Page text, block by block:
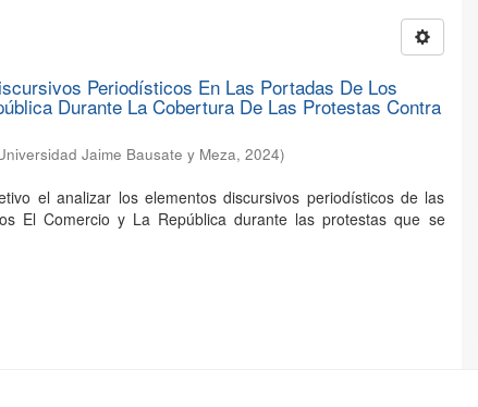
Periodísticos En Las Portadas De Los
Durante La Cobertura De Las Protestas Contra
Jaime Bausate y Meza,2024)
el analizar los elementos discursivos periodísticos de las
El Comercio y La República durante las protestas que se